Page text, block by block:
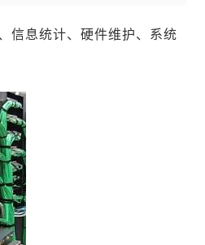
信息统计、硬件维护、系统